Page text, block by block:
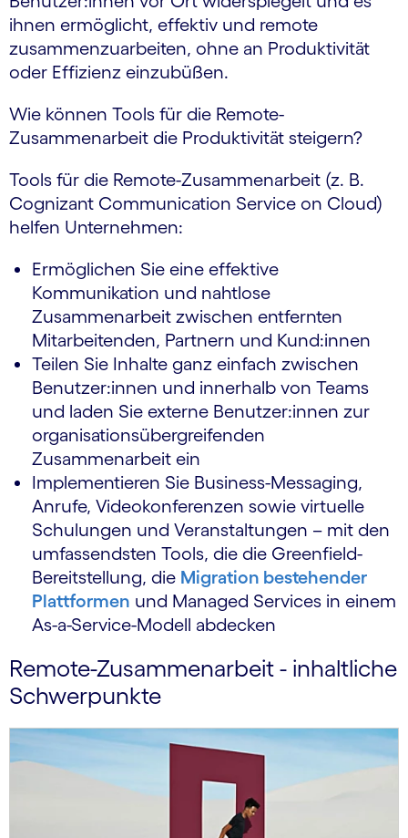
ihnen ermöglicht, effektiv und remote
zusammenzuarbeiten, ohne an Produktivität
oder Effizienz einzubüßen.
Wie können Tools für die Remote-
Zusammenarbeit die Produktivität steigern?
Tools für die Remote-Zusammenarbeit (z. B.
Cognizant Communication Service on Cloud)
helfen Unternehmen:
Ermöglichen Sie eine effektive
Kommunikation und nahtlose
Zusammenarbeit zwischen entfernten
Mitarbeitenden, Partnern und Kund:innen
Teilen Sie Inhalte ganz einfach zwischen
Benutzer:innen und innerhalb von Teams
und laden Sie externe Benutzer:innen zur
organisationsübergreifenden
Zusammenarbeit ein
Implementieren Sie Business-Messaging,
Anrufe, Videokonferenzen sowie virtuelle
Schulungen und Veranstaltungen – mit den
umfassendsten Tools, die die Greenfield-
Bereitstellung, die Migration bestehender
Plattformen und Managed Services in einem
As-a-Service-Modell abdecken
Remote-Zusammenarbeit - inhaltliche
Schwerpunkte